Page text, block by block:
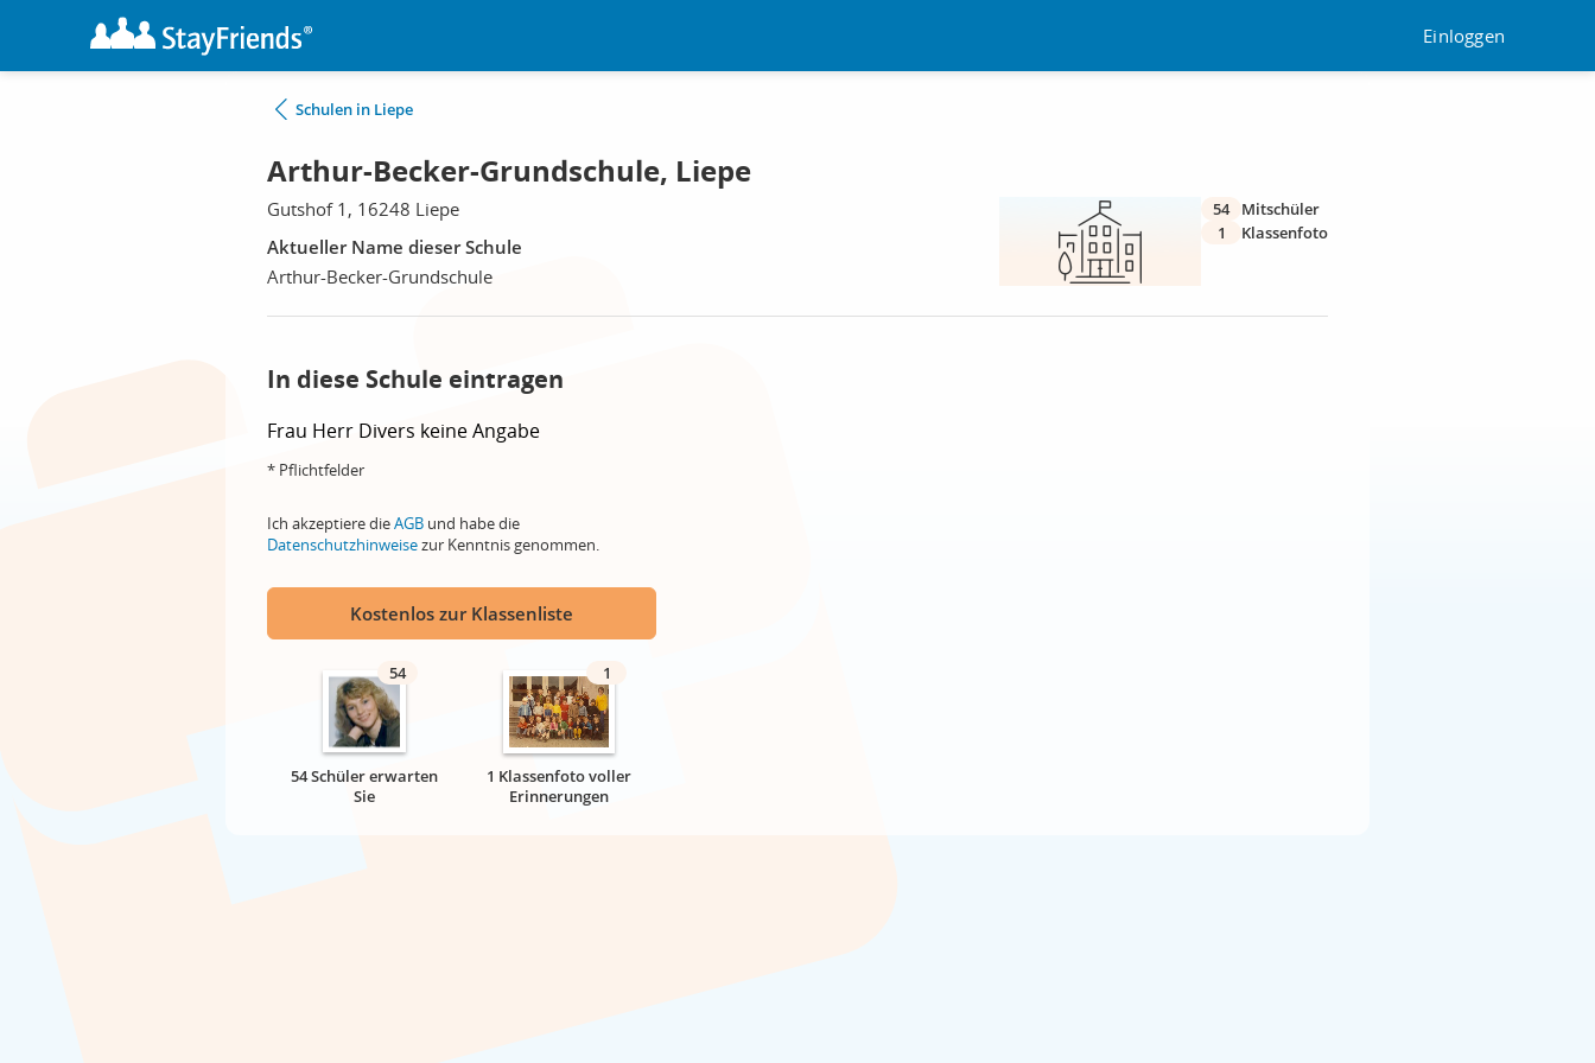
Einloggen
Schulen in Liepe
Arthur-Becker-Grundschule, Liepe
Gutshof 1, 16248 Liepe
Aktueller Name dieser Schule
Arthur-Becker-Grundschule
54
Mitschüler
1
Klassenfoto
In diese Schule eintragen
Frau Herr Divers keine Angabe
* Pflichtfelder
Ich akzeptiere dieAGB und habe die
Datenschutzhinweisezur Kenntnis genommen.
Kostenlos zur Klassenliste
54
54 Schüler erwarten
Sie
1
1 Klassenfoto voller
Erinnerungen